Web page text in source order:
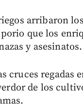
arribaron
que los
y asesinatos.
cruces
de los